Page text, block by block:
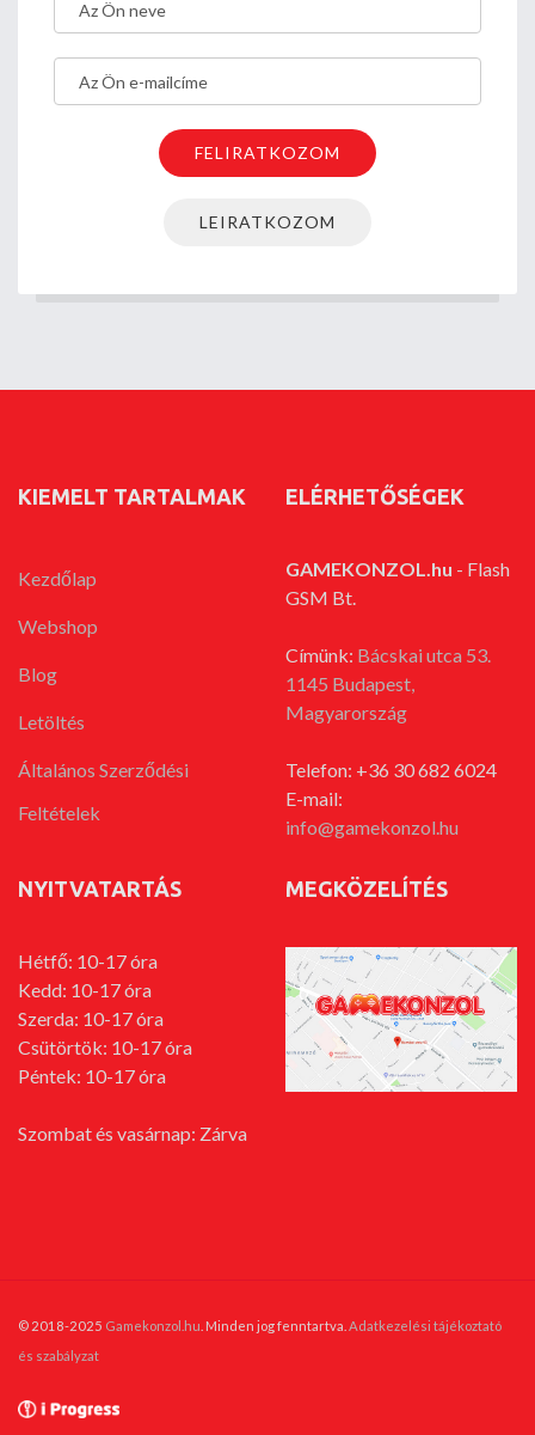
KIEMELT TARTALMAK
Kezdőlap
Webshop
Blog
Letöltés
Általános Szerződési
Feltételek
ELÉRHETŐSÉGEK
GAMEKONZOL.hu - Flash
GSM Bt.
Címünk: Bácskai utca 53.
1145 Budapest,
Magyarország
Telefon: +36 30 682 6024
E-mail:
info@gamekonzol.hu
NYITVATARTÁS
Hétfő: 10-17 óra
Kedd: 10-17 óra
Szerda: 10-17 óra
Csütörtök: 10-17 óra
Péntek: 10-17 óra
Szombat és vasárnap: Zárva
MEGKÖZELÍTÉS
© 2018-2025 Gamekonzol.hu . Minden jog fenntartva. Adatkezelési tájékoztató
és szabályzat